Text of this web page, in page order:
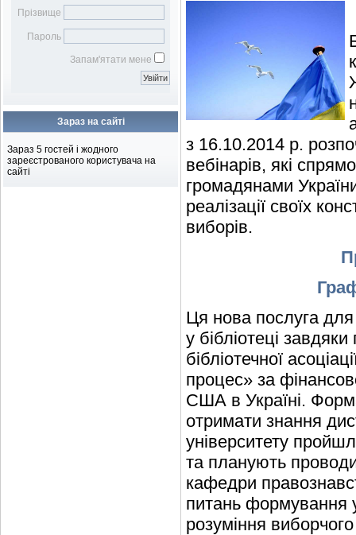
Віртуальна довідка
Електронна доставка
документів
Віртуальна виставка
Бібліотечному фахівцю
наукових робіт
Бібліометрика української
науки
Підбір журналів для
Прізвище
Пароль
Запам'ятати мене
Зараз на сайті
Зараз 5 гостей і жодного
зареєстрованого користувача на
сайті
з 16.10.2014 р.
вебінарів, які
громадянами
реалізації своїх
виборів.
Ця нова послуга
у бібліотеці
бібліотечної
процес» за
США в Україні.
отримати знання
університету
та планують
кафедри
питань формування
розуміння